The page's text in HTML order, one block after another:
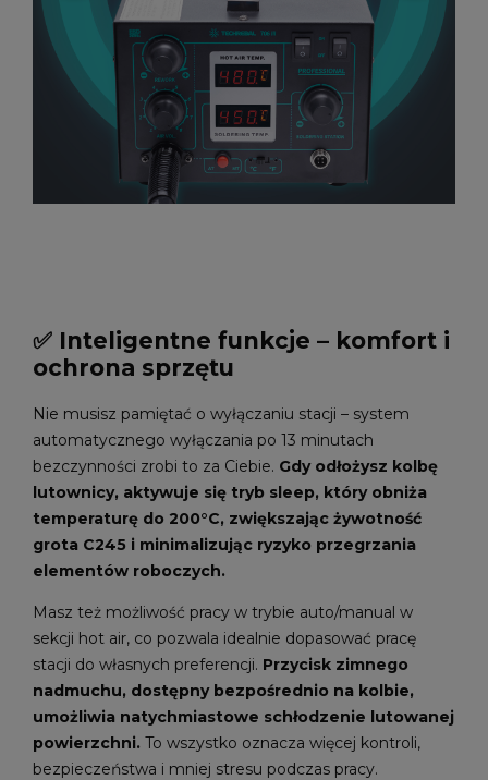
✅ Inteligentne funkcje – komfort i
ochrona sprzętu
Nie musisz pamiętać o wyłączaniu stacji – system
automatycznego wyłączania po 13 minutach
bezczynności zrobi to za Ciebie. Gdy odłożysz kolbę
lutownicy, aktywuje się tryb sleep, który obniża
temperaturę do 200°C, zwiększając żywotność
grota C245 i minimalizując ryzyko przegrzania
elementów roboczych.
Masz też możliwość pracy w trybie auto/manual w
sekcji hot air, co pozwala idealnie dopasować pracę
stacji do własnych preferencji. Przycisk zimnego
nadmuchu, dostępny bezpośrednio na kolbie,
umożliwia natychmiastowe schłodzenie lutowanej
powierzchni. To wszystko oznacza więcej kontroli,
bezpieczeństwa i mniej stresu podczas pracy.